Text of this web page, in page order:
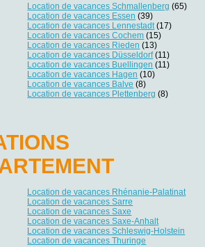
Location de vacances Schmallenberg (65)
Location de vacances Essen (39)
Location de vacances Lennestadt (17)
Location de vacances Cochem (15)
Location de vacances Rieden (13)
Location de vacances Düsseldorf(11)
Location de vacances Buellingen (11)
Location de vacances Hagen (10)
Location de vacances Balve (8)
Location de vacances Plettenberg (8)
Location de vacances Rhénanie-Palatinat
Location de vacances Sarre
Location de vacances Saxe
Location de vacances Saxe-Anhalt
Location de vacances Schleswig-Holstein
Location de vacances Thuringe